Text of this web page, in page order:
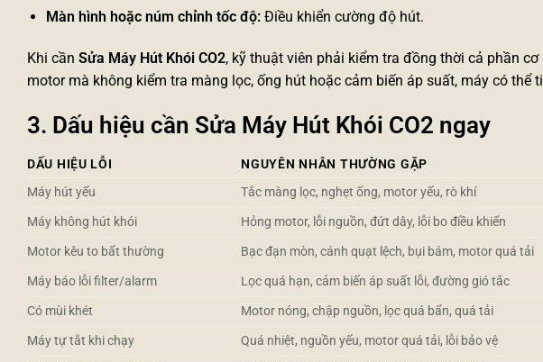
Màn hình hoặc núm chỉnh tốc độ:Điều khiển cường độ hút.
Khi cần Sửa Máy Hút Khói CO2, kỹ thuật viên phải kiểm tra đồng thời cả phần
motor mà không kiểm tra màng lọc, ống hút hoặc cảm biến áp suất, máy có thể
3. Dấu hiệu cần Sửa Máy Hút Khói CO2 ngay
DẤU HIỆU LỖI NGUYÊN NHÂN THƯỜNG GẶP
Máy hút yếu
Tắc màng lọc, nghẹt ống, motor yếu, rò khí
Máy không hút khói
Hỏng motor, lỗi nguồn, đứt dây, lỗi bo điều khiển
Motor kêu to bất thường
Bạc đạn mòn, cánh quạt lệch, bụi bám, motor quá tải
Máy báo lỗi filter/alarm
Lọc quá hạn, cảm biến áp suất lỗi, đường gió tắc
Có mùi khét
Motor nóng, chập nguồn, lọc quá bẩn, quá tải
Máy tự tắt khi chạy
Quá nhiệt, nguồn yếu, motor quá tải, lỗi bảo vệ